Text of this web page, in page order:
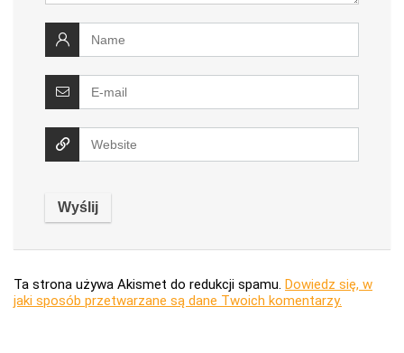
Ta strona używa Akismet do redukcji spamu. Dowiedz się, w
jaki sposób przetwarzane są dane Twoich komentarzy.